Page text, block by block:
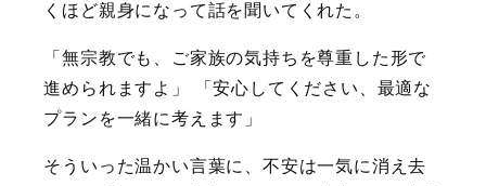
くほど親身になって話を聞いてくれた。
「無宗教でも、ご家族の気持ちを尊重した形で
進められますよ」 「安心してください、最適な
プランを一緒に考えます」
そういった温かい言葉に、不安は一気に消え去